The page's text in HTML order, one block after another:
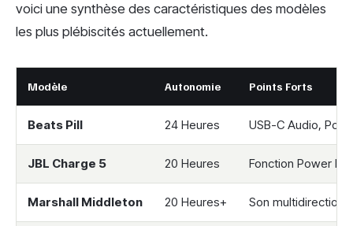
voici une synthèse des caractéristiques des modèles
les plus plébiscités actuellement.
Modèle Autonomie Points Forts
Beats Pill 24 Heures USB-C Audio,
JBL Charge 5 20 Heures Fonction Power
Marshall Middleton 20 Heures+ Son